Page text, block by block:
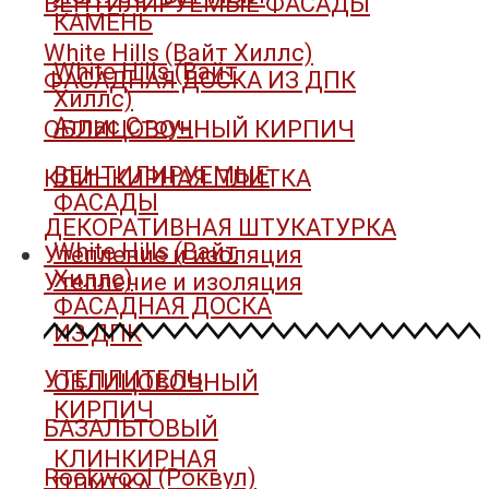
КАМЕНЬ
White Hills (Вайт
Хиллс)
Атлас Стоун
ВЕНТИЛИРУЕМЫЕ
ФАСАДЫ
White Hills (Вайт
Хиллс)
ФАСАДНАЯ ДОСКА
ИЗ ДПК
ОБЛИЦОВОЧНЫЙ
КИРПИЧ
КЛИНКИРНАЯ
White Hills (Вайт Хиллс)
ФАСАДНАЯ ДОСКА ИЗ ДПК
ОБЛИЦОВОЧНЫЙ КИРПИЧ
КЛИНКИРНАЯ ПЛИТКА
ДЕКОРАТИВНАЯ ШТУКАТУРКА
Утепление и изоляция
Утепление и изоляция
УТЕПЛИТЕЛЬ
БАЗАЛЬТОВЫЙ
Rockwool (Роквул)